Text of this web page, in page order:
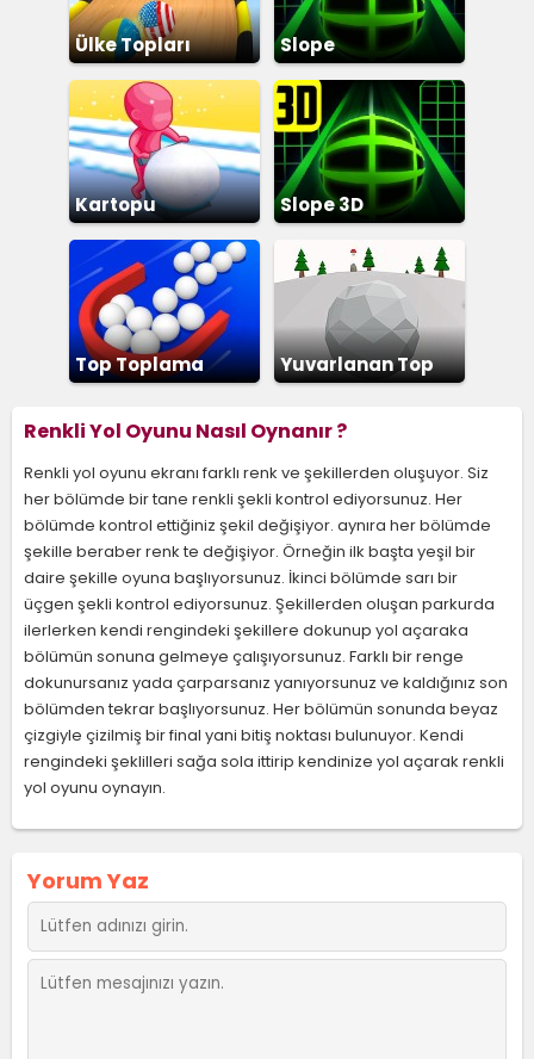
Ülke Topları Slope
Kartopu
Yuvarlama
Slope 3D
Top Toplama Yuvarlanan Top
Renkli Yol Oyunu Nasıl Oynanır ?
Renkli yol oyunu ekranı farklı renk ve şekillerden oluşuyor. Siz
her bölümde bir tane renkli şekli kontrol ediyorsunuz. Her
bölümde kontrol ettiğiniz şekil değişiyor. aynıra her bölümde
şekille beraber renk te değişiyor. Örneğin ilk başta yeşil bir
daire şekille oyuna başlıyorsunuz. İkinci bölümde sarı bir
üçgen şekli kontrol ediyorsunuz. Şekillerden oluşan parkurda
ilerlerken kendi rengindeki şekillere dokunup yol açaraka
bölümün sonuna gelmeye çalışıyorsunuz. Farklı bir renge
dokunursanız yada çarparsanız yanıyorsunuz ve kaldığınız son
bölümden tekrar başlıyorsunuz. Her bölümün sonunda beyaz
çizgiyle çizilmiş bir final yani bitiş noktası bulunuyor. Kendi
rengindeki şeklilleri sağa sola ittirip kendinize yol açarak renkli
yol oyunu oynayın.
Yorum Yaz